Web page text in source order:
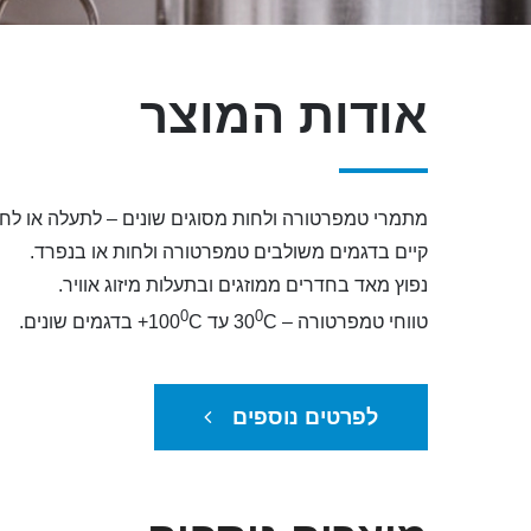
אודות המוצר
מתמרי טמפרטורה ולחות מסוגים שונים – לתעלה או
קיים בדגמים משולבים טמפרטורה ולחות או בנפרד.
נפוץ מאד בחדרים ממוזגים ובתעלות מיזוג אוויר.
טווחי טמפרטורה – 30
0C עד 100 0C+ בדגמים שונים.
לפרטים נוספים